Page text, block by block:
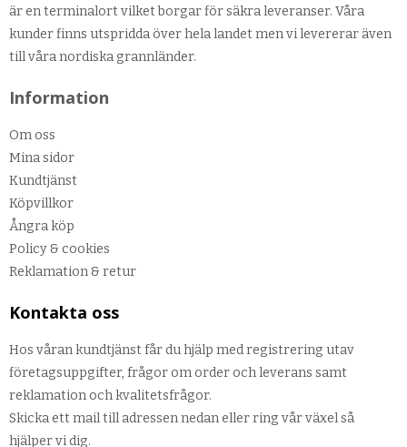
är en terminalort vilket borgar för säkra leveranser. Våra
kunder finns utspridda över hela landet men vi levererar även
till våra nordiska grannländer.
Information
Om oss
Mina sidor
Kundtjänst
Köpvillkor
Ångra köp
Policy & cookies
Reklamation & retur
Kontakta oss
Hos våran kundtjänst får du hjälp med registrering utav
företagsuppgifter, frågor om order och leverans samt
reklamation och kvalitetsfrågor.
Skicka ett mail till adressen nedan eller ring vår växel så
hjälper vi dig.